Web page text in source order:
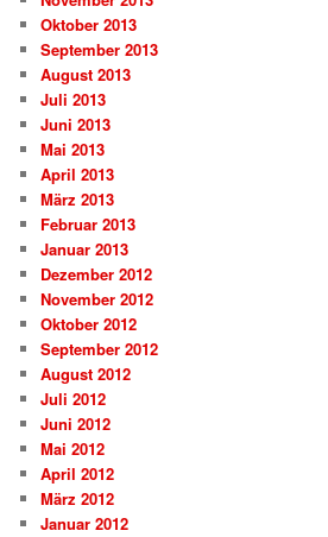
Oktober 2013
September 2013
August 2013
Juli 2013
Juni 2013
Mai 2013
April 2013
März 2013
Februar 2013
Januar 2013
Dezember 2012
November 2012
Oktober 2012
September 2012
August 2012
Juli 2012
Juni 2012
Mai 2012
April 2012
März 2012
Januar 2012